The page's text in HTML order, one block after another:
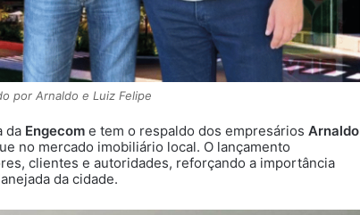
por Arnaldo e Luiz Felipe
da Engecom e tem o respaldo dos empresários Arnaldo
no mercado imobiliário local. O lançamento
clientes e autoridades, reforçando a importância
da cidade.